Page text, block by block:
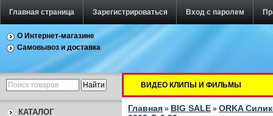
Главная страница Зарегистрироваться Вход с паролем
О Интернет-магазине
Самовывоз и доставка
КАТАЛОГ
ВИДЕО КЛИПЫ И ФИЛЬМЫ
Главная » BIG SALE » ORKA